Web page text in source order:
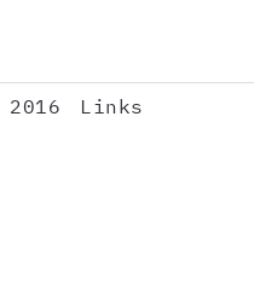
2016
Links